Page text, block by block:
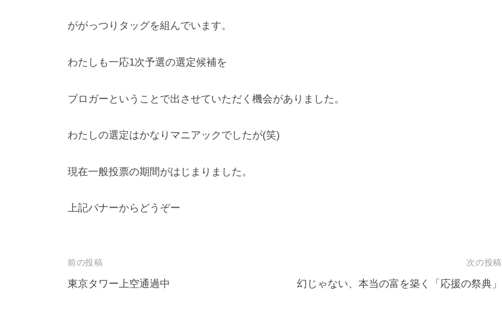
ががっつりタッグを組んでいます。
わたしも一応1次予選の選定候補を
ブロガーということで出させていただく機会がありました。
わたしの選定はかなりマニアックでしたが(笑)
現在一般投票の期間がはじまりました。
上記バナーからどうぞー
前の投稿
東京タワー上空通過中
次の投稿
幻じゃない、本当の富を築く「応援の祭典」